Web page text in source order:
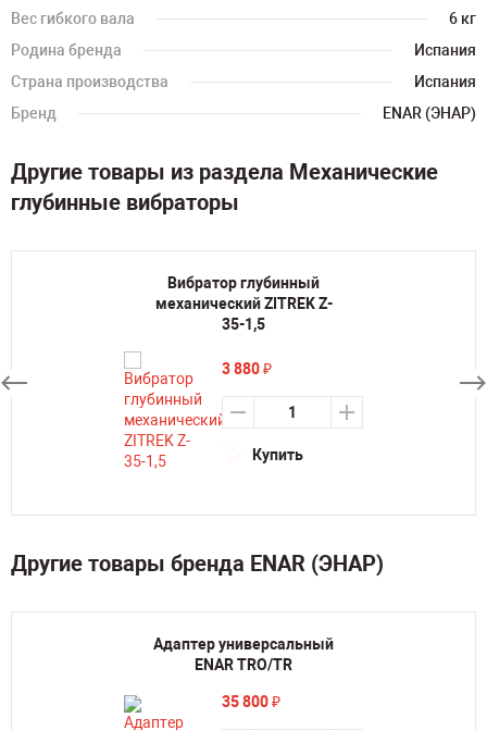
Вес гибкого вала
6 кг
Родина бренда
Испания
Страна производства
Испания
Бренд
ENAR (ЭНАР)
Другие товары из раздела Механические
глубинные вибраторы
Вибратор глубинный
механический ZITREK Z-
35-1,5
3 880₽
Купить
Другие товары бренда ENAR (ЭНАР)
Адаптер универсальный
ENAR TRO/TR
35 800₽